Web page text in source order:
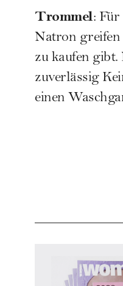
Trommel:
Natron greifen
zu kaufen
zuverlässig
einen